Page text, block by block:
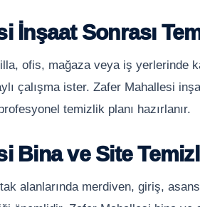
İnşaat Sonrası
ofis, mağaza veya iş yerlerinde
çalışma ister. Zafer Mahallesi
temizlik planı hazırlanır.
Bina ve Site
alanlarında merdiven, giriş,